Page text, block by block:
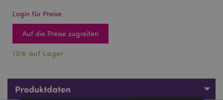
Login für Preise
Auf die Preise zugreifen
1316 auf Lager
Produktdaten